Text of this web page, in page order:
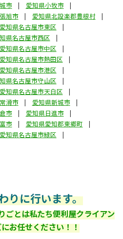
市
愛知県小牧市
旭市
愛知県北設楽郡豊根村
愛知県名古屋市東区
県名古屋市西区
愛知県名古屋市中区
愛知県名古屋市熱田区
愛知県名古屋市港区
県名古屋市守山区
愛知県名古屋市天白区
滑市
愛知県新城市
市
愛知県日進市
市
愛知県愛知郡東郷町
愛知県名古屋市緑区
りに行います。
ごとは私たち便利屋クライアン
お任せください！！